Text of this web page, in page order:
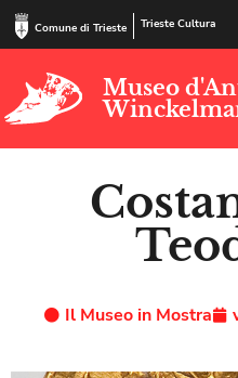
Comune di Trieste Trieste Cultura
Museo
Il Museo in Mostra